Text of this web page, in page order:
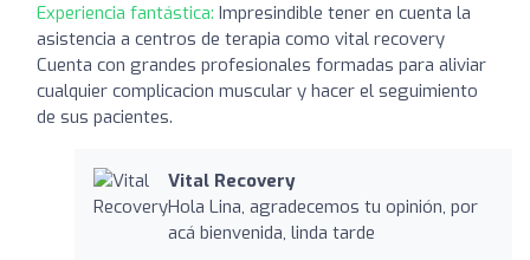
Experiencia fantástica: Impresindible tener en cuenta la
asistencia a centros de terapia como vital recovery
Cuenta con grandes profesionales formadas para aliviar
cualquier complicacion muscular y hacer el seguimiento
de sus pacientes.
Vital Recovery
Hola Lina, agradecemos tu opinión, por
acá bienvenida, linda tarde